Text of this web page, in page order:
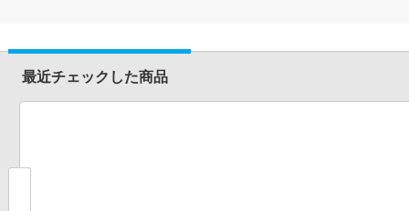
最近チェックした商品